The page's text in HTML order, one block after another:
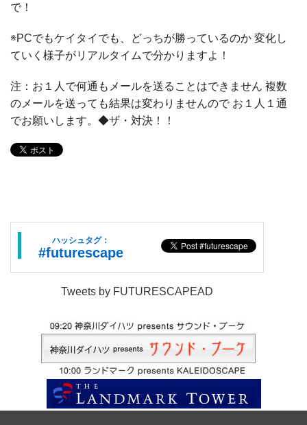
で！
※PCでもケイタイでも、どっちが勝っているのか 変化し
ていく様子がリアルタイムで分かりますよ！
注：お１人で何通もメールを送ることはできません 複数
のメールを送っても結果は変わりませんので お１人１通
でお願いします。◆ザ・対決！！
ハッシュタグ：
#futurescape
Tweets by FUTURESCAPEAD